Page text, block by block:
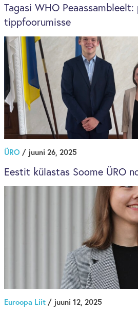
Tagasi WHO
tippfoorumisse
ÜRO / juuni 26, 2025
Eestit külastas Soome ÜRO
Euroopa Liit/ juuni 12, 2025